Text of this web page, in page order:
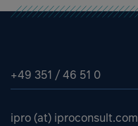
+49 351 / 46 51 0
ipro (at) iproconsult.com